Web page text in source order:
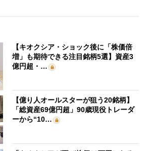
【キオクシア・ショック後に「株価倍
増」も期待できる注目銘柄5選】資産3
億円超・…
【億り人オールスターが狙う20銘柄】
「総資産69億円超」90歳現役トレーダ
ーから“10…